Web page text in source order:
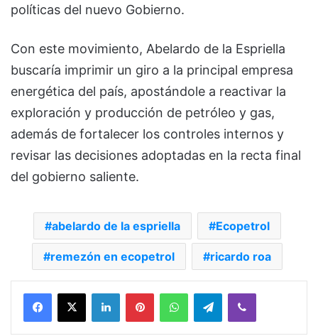
políticas del nuevo Gobierno.
Con este movimiento, Abelardo de la Espriella
buscaría imprimir un giro a la principal empresa
energética del país, apostándole a reactivar la
exploración y producción de petróleo y gas,
además de fortalecer los controles internos y
revisar las decisiones adoptadas en la recta final
del gobierno saliente.
abelardo de la espriella Ecopetrol
remezón en ecopetrol ricardo roa
Facebook
X LinkedInPinterestWhatsAppTelegramViber